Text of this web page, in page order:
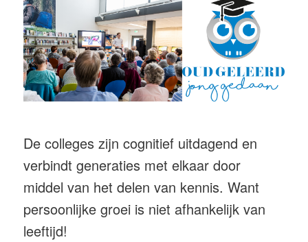
De colleges zijn cognitief uitdagend en
verbindt generaties met elkaar door
middel van het delen van kennis. Want
persoonlijke groei is niet afhankelijk van
leeftijd!